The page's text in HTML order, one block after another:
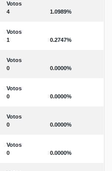
Votos
4
1.0989%
Votos
1
0.2747%
Votos
0
0.0000%
Votos
0
0.0000%
Votos
0
0.0000%
Votos
0
0.0000%